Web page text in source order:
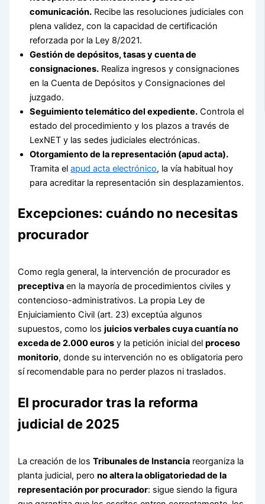
comunicación. Recibe las resoluciones judiciales con
plena validez, con la capacidad de certificación
reforzada por la Ley 8/2021.
Gestión de depósitos, tasas y cuenta de
consignaciones. Realiza ingresos y consignaciones
en la Cuenta de Depósitos y Consignaciones del
juzgado.
Seguimiento telemático del expediente. Controla el
estado del procedimiento y los plazos a través de
LexNET y las sedes judiciales electrónicas.
Otorgamiento de la representación (apud acta).
Tramita elapud acta electrónico, la vía habitual hoy
para acreditar la representación sin desplazamientos.
Excepciones: cuándo no necesitas
procurador
Como regla general, la intervención de procurador es
preceptiva en la mayoría de procedimientos civiles y
contencioso-administrativos. La propia Ley de
Enjuiciamiento Civil (art. 23) exceptúa algunos
supuestos, como losjuicios verbales cuya cuantía no
exceda de 2.000 euros y la petición inicial delproceso
monitorio, donde su intervención no es obligatoria pero
sí recomendable para no perder plazos ni traslados.
El procurador tras la reforma
judicial de 2025
La creación de losTribunales de Instancia reorganiza la
planta judicial, perono altera la obligatoriedad de la
representación por procurador: sigue siendo la figura